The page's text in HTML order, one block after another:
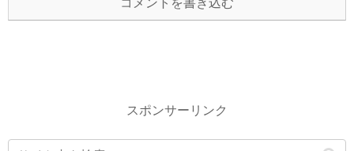
スポンサーリンク